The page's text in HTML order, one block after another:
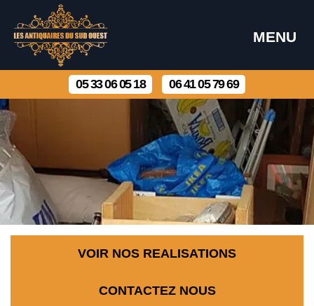
MENU
05 33 06 05 18 06 41 05 79 69
VOIR NOS REALISATIONS
CONTACTEZ NOUS